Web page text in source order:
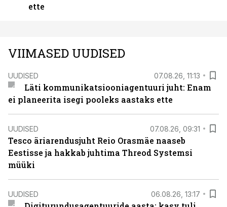
ette
VIIMASED UUDISED
UUDISED 07.08.26, 11:13
Läti kommunikatsiooniagentuuri juht: Enam
ei planeerita isegi pooleks aastaks ette
UUDISED 07.08.26, 09:31
Tesco äriarendusjuht Reio Orasmäe naaseb
Eestisse ja hakkab juhtima Threod Systemsi
müüki
UUDISED 06.08.26, 13:17